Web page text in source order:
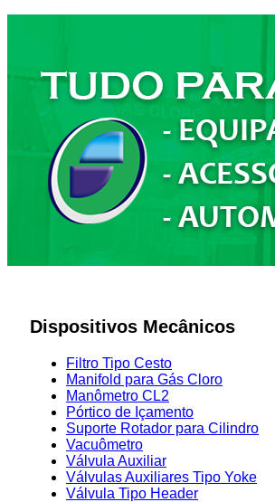
Dispositivos Mecânicos
Filtro Tipo Cesto
Manifold para Gás Cloro
Manômetro CL2
Pórtico de Içamento
Suporte Rotador para Cilindro
Vacuômetro
Válvula Auxiliar
Válvulas Auxiliares Tipo Yoke
Válvula Tipo Header